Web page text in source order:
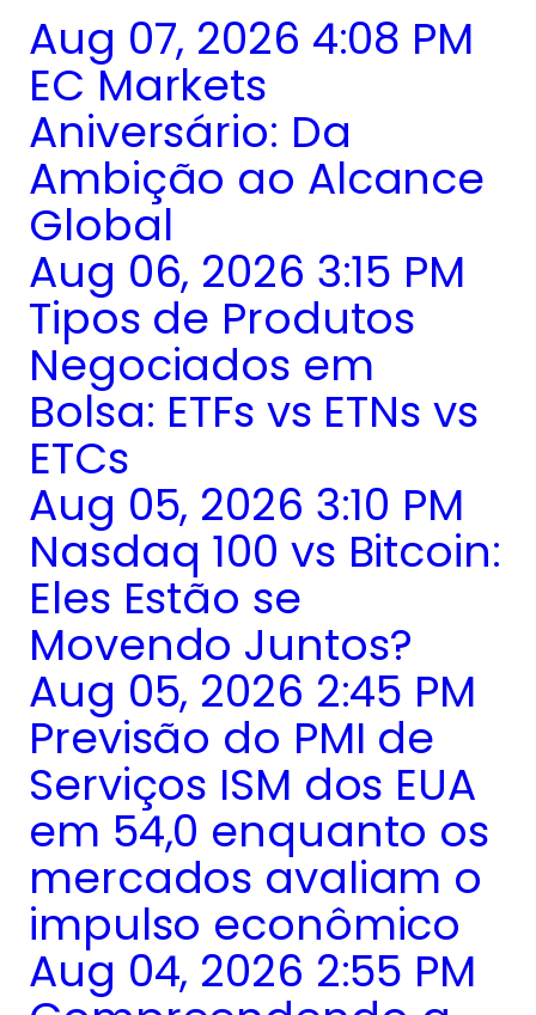
Aug 07, 2026 4:08 PM
EC Markets
Aniversário: Da
Ambição ao Alcance
Global
Aug 06, 2026 3:15 PM
Tipos de Produtos
Negociados em
Bolsa: ETFs vs ETNs vs
ETCs
Aug 05, 2026 3:10 PM
Nasdaq 100 vs Bitcoin:
Eles Estão se
Movendo Juntos?
Aug 05, 2026 2:45 PM
Previsão do PMI de
Serviços ISM dos EUA
em 54,0 enquanto os
mercados avaliam o
impulso econômico
Aug 04, 2026 2:55 PM